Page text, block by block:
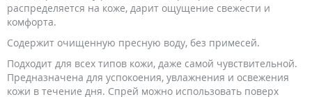
распределяется на коже, дарит ощущение свежести и
комфорта.
Содержит очищенную пресную воду, без примесей.
Подходит для всех типов кожи, даже самой чувствительной.
Предназначена для успокоения, увлажнения и освежения
кожи в течение дня. Спрей можно использовать поверх